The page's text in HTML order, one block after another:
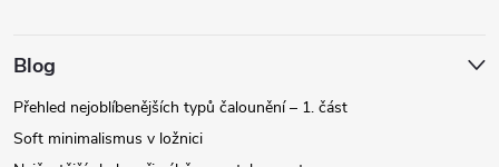
Blog
Přehled nejoblíbenějších typů čalounění – 1. část
Soft minimalismus v ložnici